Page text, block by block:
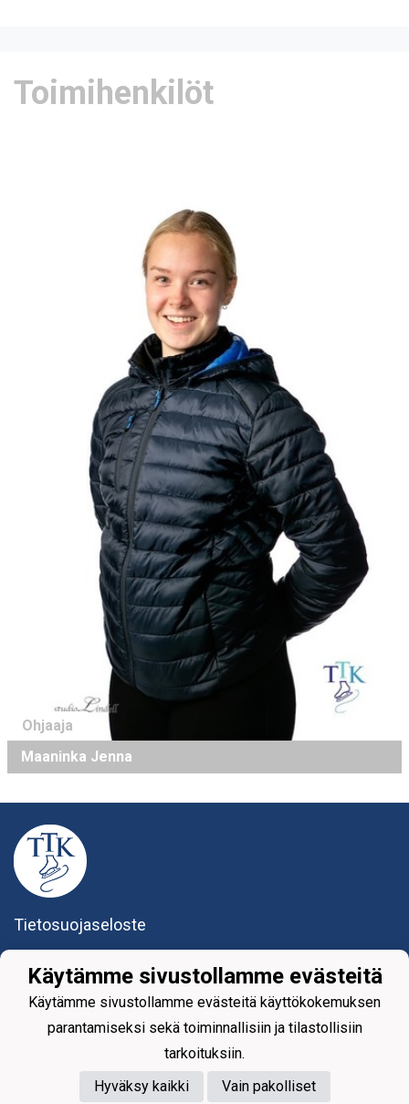
Toimihenkilöt
Ohjaaja
Maaninka Jenna
Tietosuojaseloste
Tikkurilan Taitoluisteluklubi ry
Yhteystiedot
Käytämme sivustollamme evästeitä
Käytämme sivustollamme evästeitä käyttökokemuksen
parantamiseksi sekä toiminnallisiin ja tilastollisiin
tarkoituksiin.
Hyväksy kaikki
Vain pakolliset